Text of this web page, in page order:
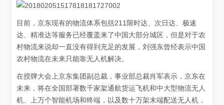
目前，京东现有的物流体系包括211限时达、次日达、极速
达、精准达等服务已经覆盖来了中国大部分城区，但是对于农
村物流来说却一直没有得到充足的发展，刘强东曾经表示中国
农村物流在未来只能靠无人机解决。
在授牌大会上京东集团副总裁，事业部总裁肖军表示，京东在
未来，将在全国部署数千家架通航货运飞机和中大型物流无人
机、上万个智能机场和终端，以及数十万架末端配送无人机，